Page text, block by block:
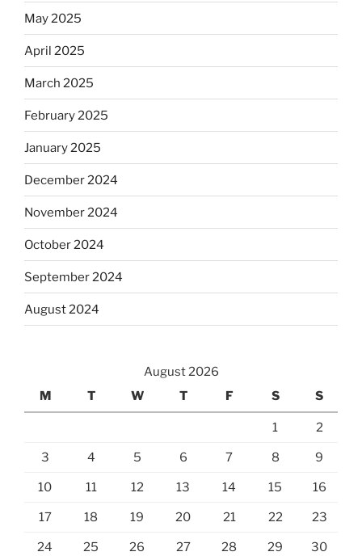
May 2025
April 2025
March 2025
February 2025
January 2025
December 2024
November 2024
October 2024
September 2024
August 2024
August 2026
M
T W T F S S
1 2
3 4 5 6 7 8 9
10 11 12 13 14 15 16
17 18 19 20 21 22 23
24 25 26 27 28 29 30